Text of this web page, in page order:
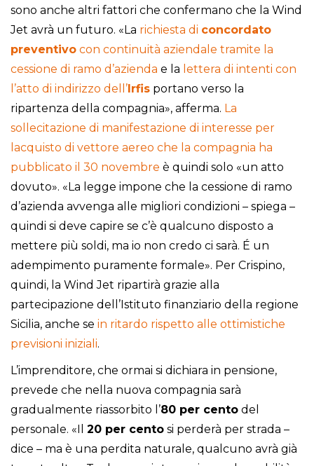
sono anche altri fattori che confermano che la Wind
Jet avrà un futuro. «La richiesta di concordato
preventivo con continuità aziendale tramite la
cessione di ramo d’azienda e la lettera di intenti con
l’atto di indirizzo dell’Irfis portano verso la
ripartenza della compagnia», afferma. La
sollecitazione di manifestazione di interesse per
lacquisto di vettore aereo che la compagnia ha
pubblicato il 30 novembre è quindi solo «un atto
dovuto». «La legge impone che la cessione di ramo
d’azienda avvenga alle migliori condizioni – spiega –
quindi si deve capire se c’è qualcuno disposto a
mettere più soldi, ma io non credo ci sarà. É un
adempimento puramente formale». Per Crispino,
quindi, la Wind Jet ripartirà grazie alla
partecipazione dell’Istituto finanziario della regione
Sicilia, anche se in ritardo rispetto alle ottimistiche
previsioni iniziali.
L’imprenditore, che ormai si dichiara in pensione,
prevede che nella nuova compagnia sarà
gradualmente riassorbito l’80 per cento del
personale. «Il 20 per cento si perderà per strada –
dice – ma è una perdita naturale, qualcuno avrà già